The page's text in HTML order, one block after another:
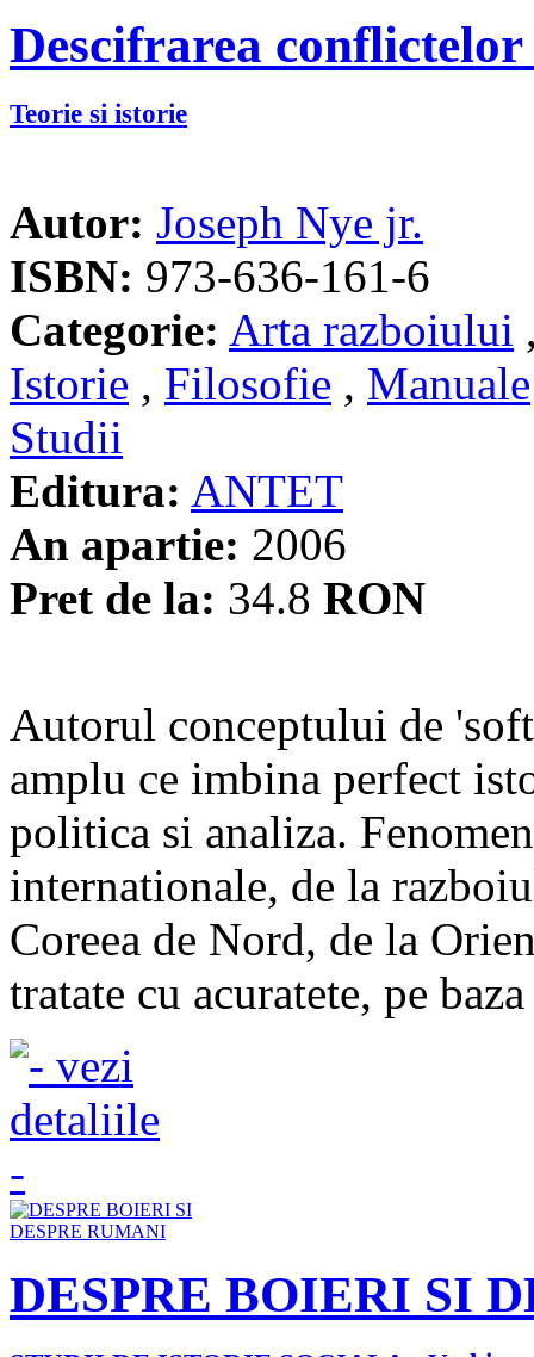
Descifrarea
Teorie si istorie
Autor: Joseph Nye jr.
ISBN: 973-636-161-6
Categorie: Arta razboiului
Istorie , Filosofie , Manuale
Studii
Editura: ANTET
An apartie: 2006
Pret de la: 34.8 RON
Autorul conceptului de
amplu ce imbina perfect
politica si analiza.
internationale, de la
Coreea de Nord, de la
tratate cu acuratete, pe
DESPRE BOIERI SI